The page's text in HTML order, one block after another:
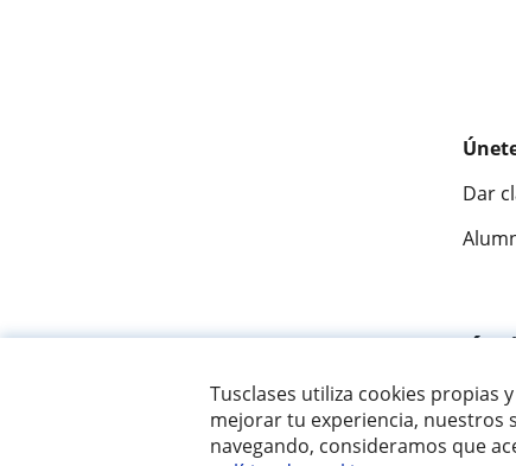
Tusclases utiliza cookies propias
mejorar tu experiencia, nuestros
navegando, consideramos que
Dar
© 2007 - 2026 Tusclases.com.ve